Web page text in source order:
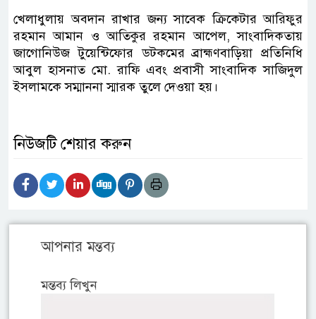
খেলাধুলায় অবদান রাখার জন্য সাবেক ক্রিকেটার আরিফুর
রহমান আমান ও আতিকুর রহমান আপেল, সাংবাদিকতায়
জাগোনিউজ টুয়েন্টিফোর ডটকমের ব্রাহ্মণবাড়িয়া প্রতিনিধি
আবুল হাসনাত মো. রাফি এবং প্রবাসী সাংবাদিক সাজিদুল
ইসলামকে সম্মাননা স্মারক তুলে দেওয়া হয়।
নিউজটি শেয়ার করুন
আপনার মন্তব্য
মন্তব্য লিখুন